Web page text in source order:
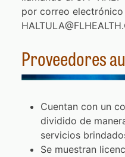
por correo electrónico
Proveedores
Cuentan con un
dividido de
servicios
Se muestran